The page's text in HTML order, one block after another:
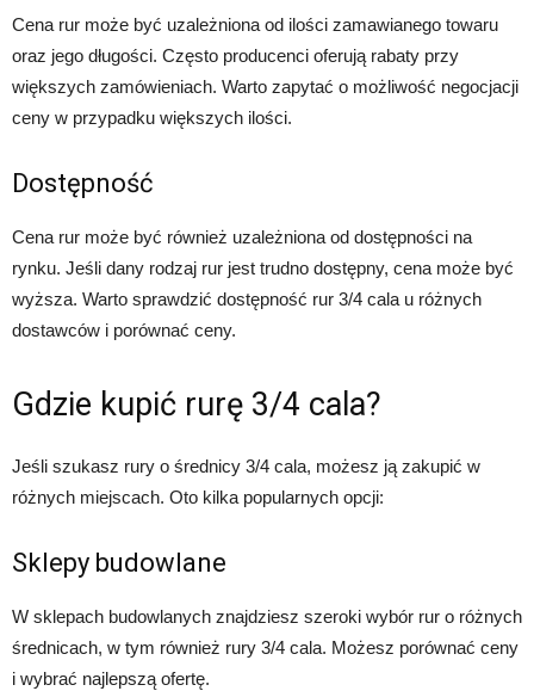
Cena rur może być uzależniona od ilości zamawianego towaru
oraz jego długości. Często producenci oferują rabaty przy
większych zamówieniach. Warto zapytać o możliwość negocjacji
ceny w przypadku większych ilości.
Dostępność
Cena rur może być również uzależniona od dostępności na
rynku. Jeśli dany rodzaj rur jest trudno dostępny, cena może być
wyższa. Warto sprawdzić dostępność rur 3/4 cala u różnych
dostawców i porównać ceny.
Gdzie kupić rurę 3/4 cala?
Jeśli szukasz rury o średnicy 3/4 cala, możesz ją zakupić w
różnych miejscach. Oto kilka popularnych opcji:
Sklepy budowlane
W sklepach budowlanych znajdziesz szeroki wybór rur o różnych
średnicach, w tym również rury 3/4 cala. Możesz porównać ceny
i wybrać najlepszą ofertę.